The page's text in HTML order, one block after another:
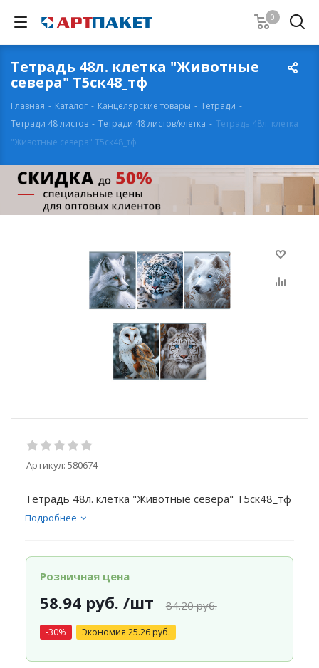
0
Тетрадь 48л. клетка "Животные
севера" Т5ск48_тф
Главная - Каталог - Канцелярские товары - Тетради -
Тетради 48 листов - Тетради 48 листов/клетка - Тетрадь 48л. клетка
"Животные севера" Т5ск48_тф
Артикул: 580674
Тетрадь 48л. клетка "Животные севера" Т5ск48_тф
Подробнее
Розничная цена
58.94руб. /шт 84.20руб.
-30% Экономия 25.26руб.